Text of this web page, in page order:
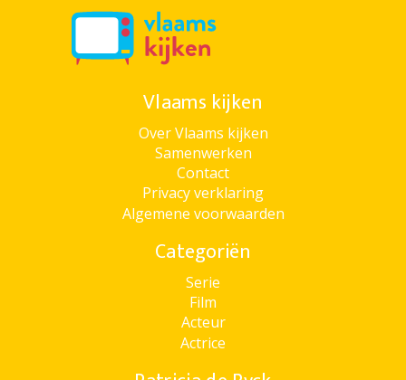
Vlaams kijken
Over Vlaams kijken
Samenwerken
Contact
Privacy verklaring
Algemene voorwaarden
Categoriën
Serie
Film
Acteur
Actrice